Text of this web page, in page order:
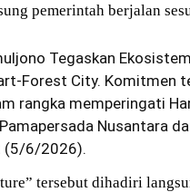
pemerintah berjalan
Tegaskan
Forest City. Komitmen
rangka memperingati
Nusantara
(5/6/2026).
tersebut dihadiri